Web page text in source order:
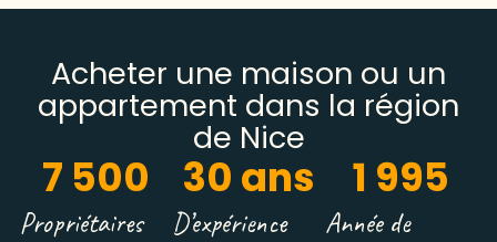
Acheter une maison ou un
appartement dans la région
de Nice
Propriétaires
7 500
D’expérience
30 ans
Année de
1 995